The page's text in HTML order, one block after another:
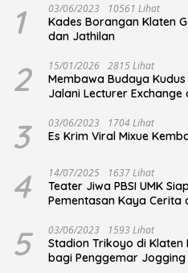
1 03/06/2023 10561 Lihat
Kades Borangan Klaten
dan Jathilan
2 15/01/2026 2815 Lihat
Membawa Budaya
Jalani Lecturer Exchange
3 03/06/2023 1704 Lihat
Es Krim Viral Mixue
4 14/07/2025 1637 Lihat
Teater Jiwa PBSI UMK
Pementasan Kaya Cerita
5 03/06/2023 1593 Lihat
Stadion Trikoyo di Klaten
bagi Penggemar Jogging